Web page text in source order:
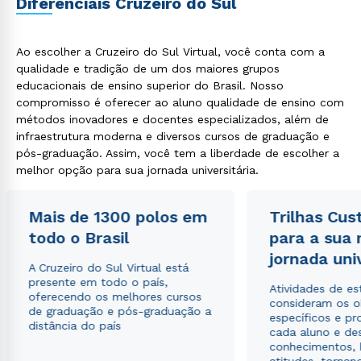
Ao escolher a Cruzeiro do Sul Virtual, você conta com a
qualidade e tradição de um dos maiores grupos
educacionais de ensino superior do Brasil. Nosso
compromisso é oferecer ao aluno qualidade de ensino com
métodos inovadores e docentes especializados, além de
infraestrutura moderna e diversos cursos de graduação e
pós-graduação. Assim, você tem a liberdade de escolher a
melhor opção para sua jornada universitária.
Mais de 1300 polos em
todo o Brasil
A Cruzeiro do Sul Virtual está
presente em todo o país,
oferecendo os melhores cursos
de graduação e pós-graduação a
distância do país
Trilhas
para a sua
jornada
Atividades de
consideram os
específicos e
cada aluno e
conhecimentos,
Rápido e fácil
WhatsApp
Estou de acordo com aPolítica de Privacidade.
autorizo que meus dados sejam utilizados para o